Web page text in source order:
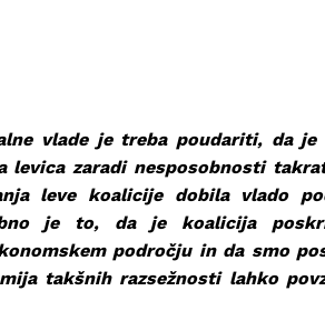
vlade je treba poudariti, da
zaradi nesposobnosti
leve koalicije dobila vlado
je to, da je koalicija
področju in da smo
takšnih razsežnosti lahko